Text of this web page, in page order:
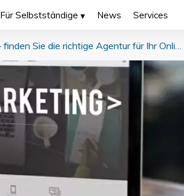
Für Selbstständige News Services
Ihr digitales Image – finden Sie die richtige Agentur für Ihr Online Marketing